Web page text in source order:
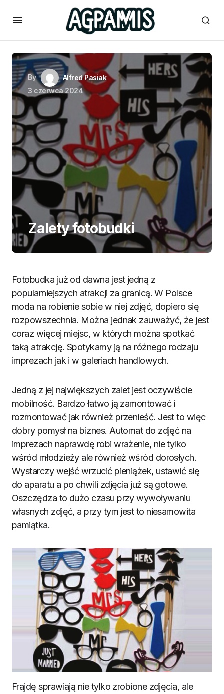
By
Alfred Pasiak
3 czerwca 2024
Zalety fotobudki
Fotobudka już od dawna jest jedną z
popularniejszych atrakcji za granicą. W Polsce
moda na robienie sobie w niej zdjęć, dopiero się
rozpowszechnia. Można jednak zauważyć, że jest
coraz więcej miejsc, w których można spotkać
taką atrakcję. Spotykamy ją na różnego rodzaju
imprezach jak i w galeriach handlowych.
Jedną z jej największych zalet jest oczywiście
mobilność. Bardzo łatwo ją zamontować i
rozmontować jak również przenieść. Jest to więc
dobry pomysł na biznes. Automat do zdjęć na
imprezach naprawdę robi wrażenie, nie tylko
wśród młodzieży ale również wśród dorosłych.
Wystarczy wejść wrzucić pieniążek, ustawić się
do aparatu a po chwili zdjęcia już są gotowe.
Oszczędza to dużo czasu przy wywoływaniu
własnych zdjęć, a przy tym jest to niesamowita
pamiątka.
Frajdę sprawiają nie tylko zrobione zdjęcia, ale